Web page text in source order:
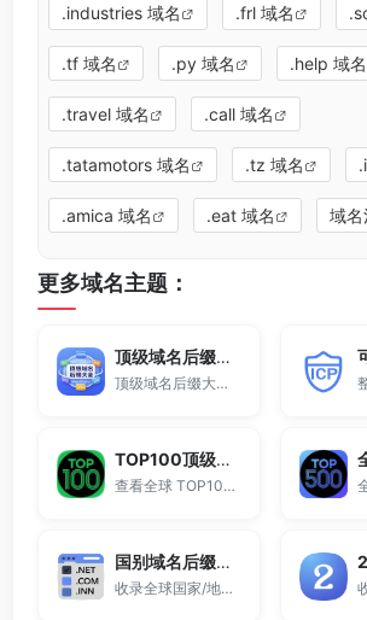
.industries 域名 .frl 域名
.tf 域名 .py 域名 .help 域名
.travel 域名 .call 域名
.tatamotors 域名 .tz 域名
.amica 域名 .eat 域名 域
更多域名主题：
顶级域名后缀大全
顶级域名后缀大全收录全球已开放注册的所有TLD后缀，包括gTLD、ccTLD、品牌域名后缀等。
TOP100顶级域名后缀排名榜
查看全球 TOP100 域名后缀。
国别域名后缀大全
收录全球国家/地区代码顶级域名。